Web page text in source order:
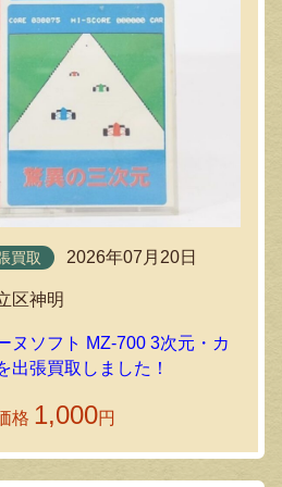
買取 2026年07月20日
区神明
ヌソフト MZ-700 3次元・カ
出張買取しました！
格 1,000円